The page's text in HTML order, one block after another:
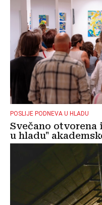
POSLIJE PODNEVA U HLADU
Svečano otvorena
u hladu"